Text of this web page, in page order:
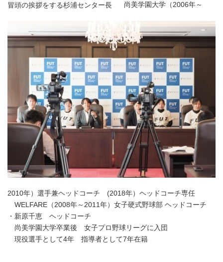
冒頭の挨拶をする杉浦センター長 尚美学園大学（2006年～
2010年）選手兼ヘッドコーチ (2018年）ヘッドコーチ専任
WELFARE（2008年～2011年）女子硬式野球部 ヘッドコーチ
・新原千恵 ヘッドコーチ
尚美学園大学卒業後 女子プロ野球リーグに入団
現役選手として4年 指導者として7年在籍